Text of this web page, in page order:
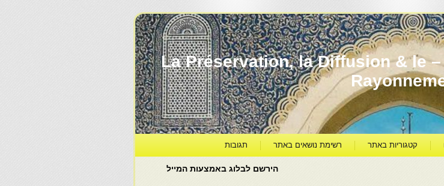
יהדות מרוקו עברה ותרבותה – La Préservation, la Diffusion & le
קטגוריות באתר רשימת נושאים באתר תגובות
הירשם לבלוג באמצעות המייל